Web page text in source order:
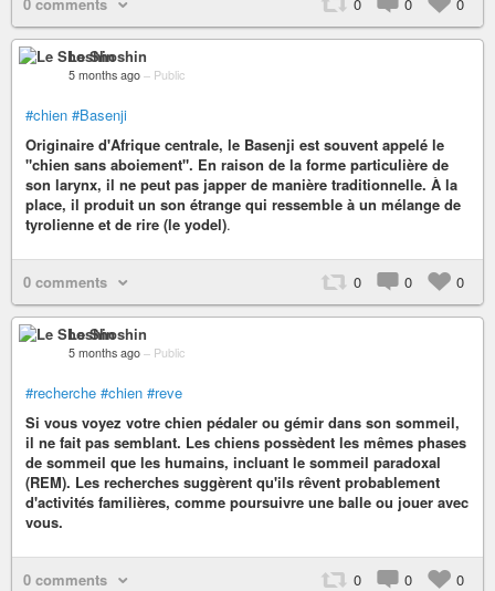
Le Shoshin
5 months ago – Public
#chien #Basenji
Originaire d'Afrique centrale, le Basenji est souvent appelé le
"chien sans aboiement". En raison de la forme particulière de
son larynx, il ne peut pas japper de manière traditionnelle. À la
place, il produit un son étrange qui ressemble à un mélange de
tyrolienne et de rire (le yodel).
0 comments 0 0 0
Le Shoshin
5 months ago – Public
#recherche #chien #reve
Si vous voyez votre chien pédaler ou gémir dans son sommeil,
il ne fait pas semblant. Les chiens possèdent les mêmes phases
de sommeil que les humains, incluant le sommeil paradoxal
(REM). Les recherches suggèrent qu'ils rêvent probablement
d'activités familières, comme poursuivre une balle ou jouer avec
vous.
0 comments 0 0 0